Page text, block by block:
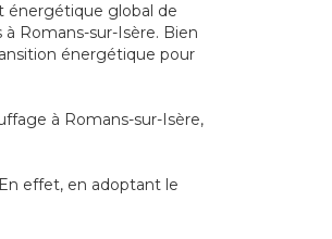
énergétique global de
Romans-sur-Isère. Bien
énergétique pour
à Romans-sur-Isère,
effet, en adoptant le